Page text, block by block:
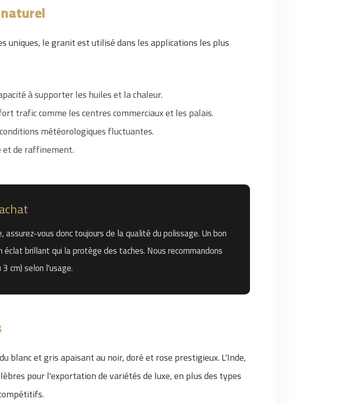
uniques, le granit est utilisé dans les applications les plus
à supporter les huiles et la chaleur.
trafic comme les centres commerciaux et les palais.
météorologiques fluctuantes.
et de raffinement.
vous donc toujours de la qualité du polissage. Un bon
brillant qui la protège des taches. Nous recommandons
cm) selon l'usage.
et gris apaisant au noir, doré et rose prestigieux. L'Inde,
pour l'exportation de variétés de luxe, en plus des types